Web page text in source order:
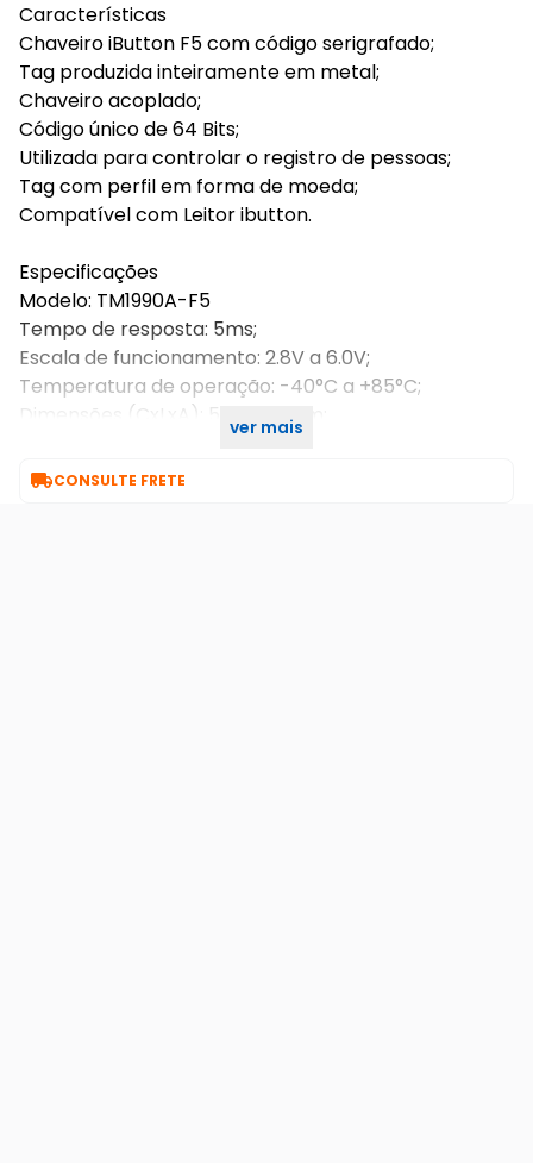
Características
Chaveiro iButton F5 com código serigrafado;
Tag produzida inteiramente em metal;
Chaveiro acoplado;
Código único de 64 Bits;
Utilizada para controlar o registro de pessoas;
Tag com perfil em forma de moeda;
Compatível com Leitor ibutton.
Especificações
Modelo: TM1990A-F5
Tempo de resposta: 5ms;
Escala de funcionamento: 2.8V a 6.0V;
Temperatura de operação: -40°C a +85°C;
Dimensões (CxLxA): 55x20x6mm;
ver mais
CONSULTE FRETE